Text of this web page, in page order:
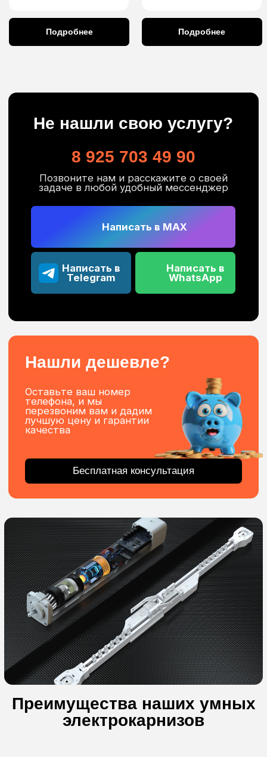
электрокарнизов
Мы не перекупы-мы производитель
Интеграция в любой Умный дом
Все виды управления ( пульт ДУ,
Салют, Маруся), выключатель, WiFi,
Покраска профиля в любой цвет по
Гарантия на продукцию до 5 лет
Рулонные шторы с
Рулонные шторы с электроприводом — это
степени светонепроницаемости: обычные
ткани «dimout» создают рассеянный свет, а
помещение от солнечного света.
Рулонное полотно накручивается на ролик
автоматически с помощью электропривода,
которым легко управлять дистанционно. Наши
электрические рулонные шторы обеспечат
комфорт в вашем помещении.
Заказать консультацию
+7
Отправить
специалиста